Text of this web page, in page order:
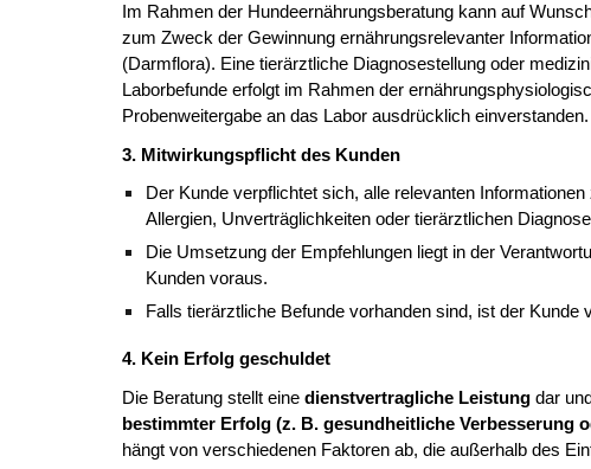
Im Rahmen der Hundeernährungsberatung kann auf
zum Zweck der Gewinnung ernährungsrelevanter
(Darmflora). Eine tierärztliche Diagnosestellung oder
Laborbefunde erfolgt im Rahmen der
Probenweitergabe an das Labor ausdrücklich einverstanden.
3. Mitwirkungspflicht des Kunden
Der Kunde verpflichtet sich, alle relevanten
Allergien, Unverträglichkeiten oder tierärztlichen
Die Umsetzung der Empfehlungen liegt in der
Kunden voraus.
Falls tierärztliche Befunde vorhanden sind, ist der
4. Kein Erfolg geschuldet
Die Beratung stellt eine dienstvertragliche Leistungdar
bestimmter Erfolg (z. B. gesundheitliche Verbesserung
hängt von verschiedenen Faktoren ab, die außerhalb des